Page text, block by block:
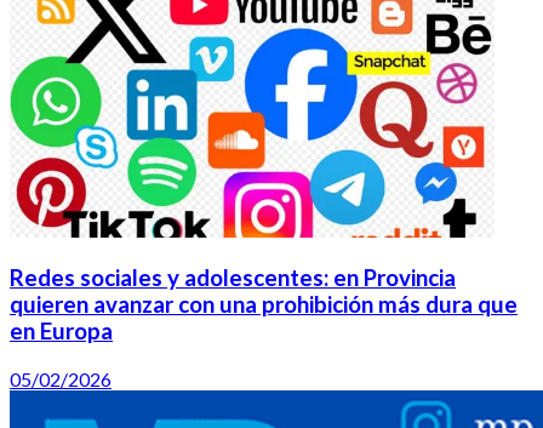
Redes sociales y adolescentes: en Provincia
quieren avanzar con una prohibición más dura que
en Europa
05/02/2026